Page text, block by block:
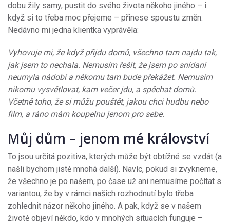
dobu žily samy, pustit do svého života někoho jiného – i
když si to třeba moc přejeme – přinese spoustu změn.
Nedávno mi jedna klientka vyprávěla:
Vyhovuje mi, že když přijdu domů, všechno tam najdu tak,
jak jsem to nechala. Nemusím řešit, že jsem po snídani
neumyla nádobí a někomu tam bude překážet. Nemusím
nikomu vysvětlovat, kam večer jdu, a spěchat domů.
Včetně toho, že si můžu pouštět, jakou chci hudbu nebo
film, a ráno mám koupelnu jenom pro sebe.
Můj dům – jenom mé království
To jsou určitá pozitiva, kterých může být obtížné se vzdát (a
našli bychom jistě mnohá další). Navíc, pokud si zvykneme,
že všechno je po našem, po čase už ani nemusíme počítat s
variantou, že by v rámci našich rozhodnutí bylo třeba
zohlednit názor někoho jiného. A pak, když se v našem
životě objeví někdo, kdo v mnohých situacích funguje –